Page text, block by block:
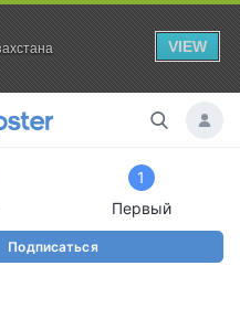
VIEW
1
Первый
Подписаться